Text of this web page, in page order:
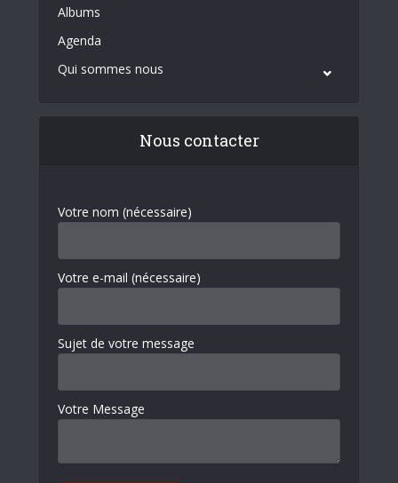
Albums
Agenda
Qui sommes nous
Nous contacter
Votre nom (nécessaire)
Votre e-mail (nécessaire)
Sujet de votre message
Votre Message